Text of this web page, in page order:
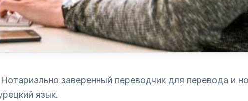
заверенный переводчик для перевода и
язык.